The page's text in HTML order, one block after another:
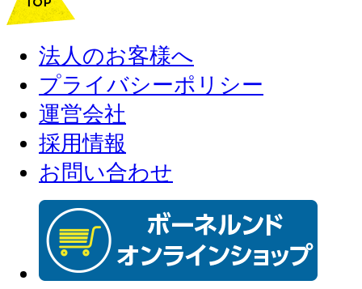
法人のお客様へ
プライバシーポリシー
運営会社
採用情報
お問い合わせ